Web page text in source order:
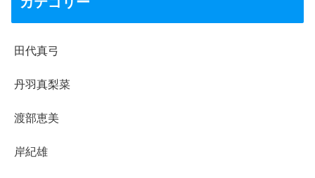
田代真弓
丹羽真梨菜
渡部恵美
岸紀雄